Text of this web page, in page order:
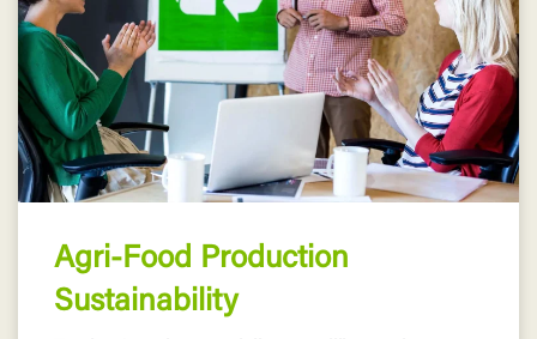
Agri-Food Production
Sustainability